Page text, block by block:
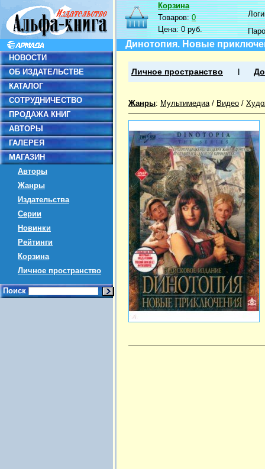
НОВОСТИ
ОБ ИЗДАТЕЛЬСТВЕ
КАТАЛОГ
СОТРУДНИЧЕСТВО
ПРОДАЖА КНИГ
АВТОРЫ
ГАЛЕРЕЯ
МАГАЗИН
Авторы
Жанры
Издательства
Серии
Новинки
Рейтинги
Корзина
Личное пространство
Поиск
Корзина
Товаров:0
Цена:0 руб.
Динотопия. Новые
Личное пространство
Жанры: Мультимедиа/ Видео /